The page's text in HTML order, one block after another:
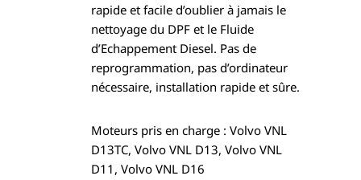
rapide et facile d’oublier à jamais le
nettoyage du DPF et le Fluide
d’Echappement Diesel. Pas de
reprogrammation, pas d’ordinateur
nécessaire, installation rapide et sûre.
Moteurs pris en charge : Volvo VNL
D13TC, Volvo VNL D13, Volvo VNL
D11, Volvo VNL D16